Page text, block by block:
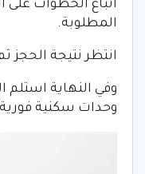
اتباع الخطوات على
المطلوبة.
انتظر نتيجة الحجز
وفي النهاية استلم
وحدات سكنية فورية